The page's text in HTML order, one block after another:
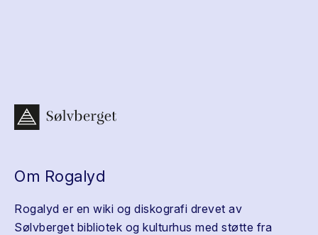
Om Rogalyd
Rogalyd er en wiki og diskografi drevet av
Sølvberget bibliotek og kulturhus med støtte fra